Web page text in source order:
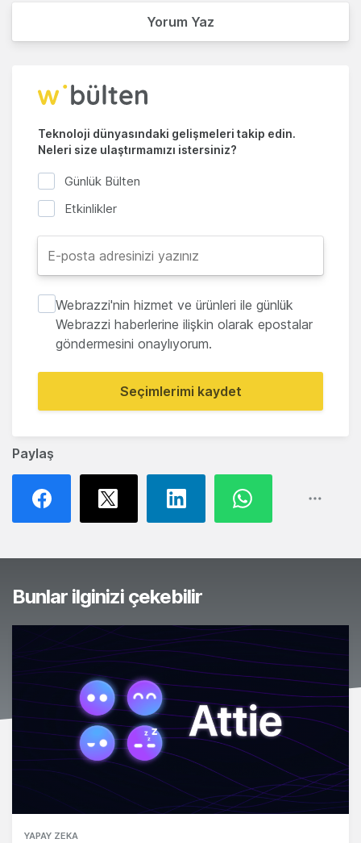
Paylaş
Yorum Yaz
Teknoloji dünyasındaki gelişmeleri takip edin.
Neleri size ulaştırmamızı istersiniz?
Günlük Bülten
Etkinlikler
Webrazzi'nin hizmet ve ürünleri ile günlük
Webrazzi haberlerine ilişkin olarak epostalar
göndermesini onaylıyorum.
Seçimlerimi kaydet
Bunlar ilginizi çekebilir
YAPAY ZEKA